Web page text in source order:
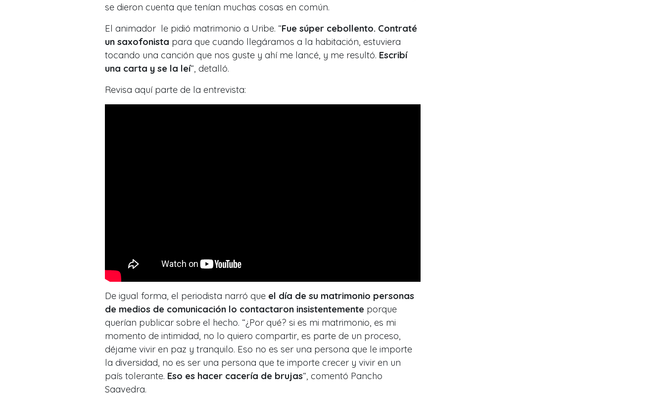
se dieron cuenta que tenían muchas cosas en común.
El animador le pidió matrimonio a Uribe. “Fue súper cebollento. Contraté
un saxofonista para que cuando llegáramos a la habitación, estuviera
tocando una canción que nos guste y ahí me lancé, y me resultó. Escribí
una carta y se la leí“, detalló.
Revisa aquí parte de la entrevista:
De igual forma, el periodista narró que el día de su matrimonio personas
de medios de comunicación lo contactaron insistentemente porque
querían publicar sobre el hecho. “¿Por qué? si es mi matrimonio, es mi
momento de intimidad, no lo quiero compartir, es parte de un proceso,
déjame vivir en paz y tranquilo. Eso no es ser una persona que le importe
la diversidad, no es ser una persona que te importe crecer y vivir en un
país tolerante. Eso es hacer cacería de brujas“, comentó Pancho
Saavedra.